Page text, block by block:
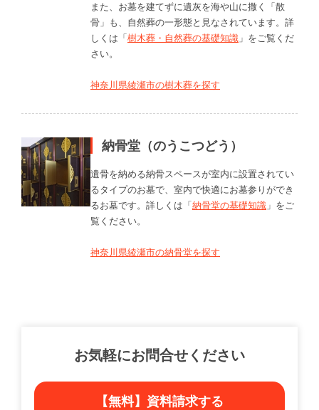
また、お墓を建てずに遺灰を海や山に撒く「散
骨」も、自然葬の一形態と見なされています。詳
しくは「樹木葬・自然葬の基礎知識 」をご覧くだ
さい。
神奈川県綾瀬市の樹木葬を探す
納骨堂（のうこつどう）
遺骨を納める納骨スペースが室内に設置されてい
るタイプのお墓で、室内で快適にお墓参りができ
るお墓です。詳しくは「納骨堂の基礎知識 」をご
覧ください。
神奈川県綾瀬市の納骨堂を探す
お気軽にお問合せください
【無料】資料請求する